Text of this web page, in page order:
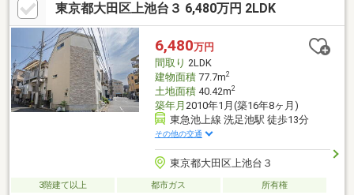
東京都大田区上池台３ 6,480万円 2LDK
6,480万円
間取り 2LDK
建物面積77.7m2
土地面積40.42m2
築年月 2010年1月(築16年8ヶ月)
東急池上線 洗足池駅 徒歩13分
その他の交通
東京都大田区上池台３
3階建て以上 都市ガス
所有権